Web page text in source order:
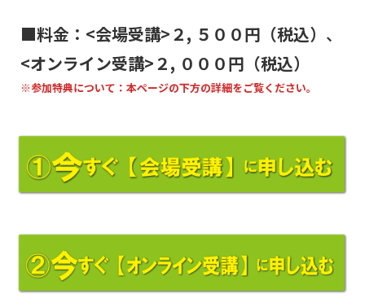
■料金：<会場受講>２, ５００円（税込） 、
<オンライン受講>２, ０００円（税込）
※参加特典について：本ページの下方の詳細をご覧ください。